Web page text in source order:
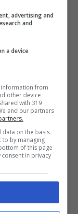
advertising and
and
a device
from
other device
with 319
and our partners
data on the basis
to by managing
of this page
in privacy